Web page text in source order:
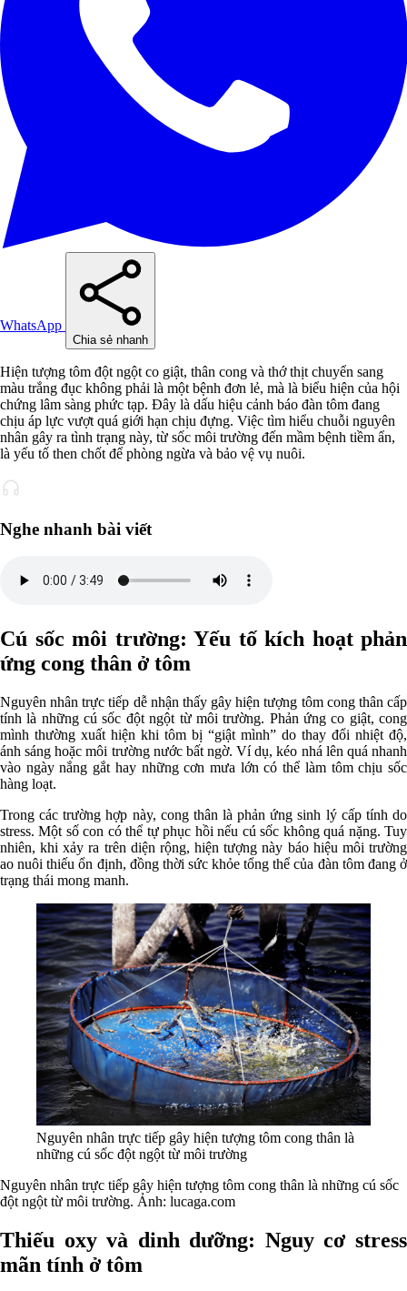
WhatsApp
Chia sẻ nhanh
Hiện tượng tôm đột ngột co giật, thân cong và thớ thịt chuyển sang
màu trắng đục không phải là một bệnh đơn lẻ, mà là biểu hiện của hội
chứng lâm sàng phức tạp. Đây là dấu hiệu cảnh báo đàn tôm đang
chịu áp lực vượt quá giới hạn chịu đựng. Việc tìm hiểu chuỗi nguyên
nhân gây ra tình trạng này, từ sốc môi trường đến mầm bệnh tiềm ẩn,
là yếu tố then chốt để phòng ngừa và bảo vệ vụ nuôi.
Nghe nhanh bài viết
Cú sốc môi trường: Yếu tố kích hoạt phản
ứng cong thân ở tôm
Nguyên nhân trực tiếp dễ nhận thấy gây hiện tượng tôm cong thân cấp
tính là những cú sốc đột ngột từ môi trường. Phản ứng co giật, cong
mình thường xuất hiện khi tôm bị “giật mình” do thay đổi nhiệt độ,
ánh sáng hoặc môi trường nước bất ngờ. Ví dụ, kéo nhá lên quá nhanh
vào ngày nắng gắt hay những cơn mưa lớn có thể làm tôm chịu sốc
hàng loạt.
Trong các trường hợp này, cong thân là phản ứng sinh lý cấp tính do
stress. Một số con có thể tự phục hồi nếu cú sốc không quá nặng. Tuy
nhiên, khi xảy ra trên diện rộng, hiện tượng này báo hiệu môi trường
ao nuôi thiếu ổn định, đồng thời sức khỏe tổng thể của đàn tôm đang ở
trạng thái mong manh.
Nguyên nhân trực tiếp gây hiện tượng tôm cong thân là
những cú sốc đột ngột từ môi trường
Nguyên nhân trực tiếp gây hiện tượng tôm cong thân là những cú sốc
đột ngột từ môi trường. Ảnh: lucaga.com
Thiếu oxy và dinh dưỡng: Nguy cơ stress
mãn tính ở tôm